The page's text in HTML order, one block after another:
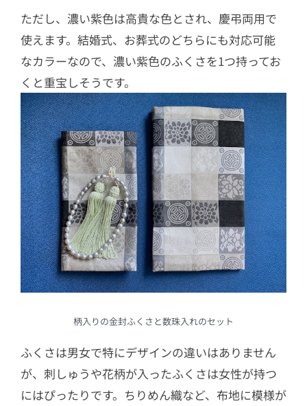
ただし、濃い紫色は高貴な色とされ、慶弔両用で
使えます。結婚式、お葬式のどちらにも対応可能
なカラーなので、濃い紫色のふくさを1つ持ってお
くと重宝しそうです。
柄入りの金封ふくさと数珠入れのセット
ふくさは男女で特にデザインの違いはありません
が、刺しゅうや花柄が入ったふくさは女性が持つ
にはぴったりです。ちりめん織など、布地に模様が